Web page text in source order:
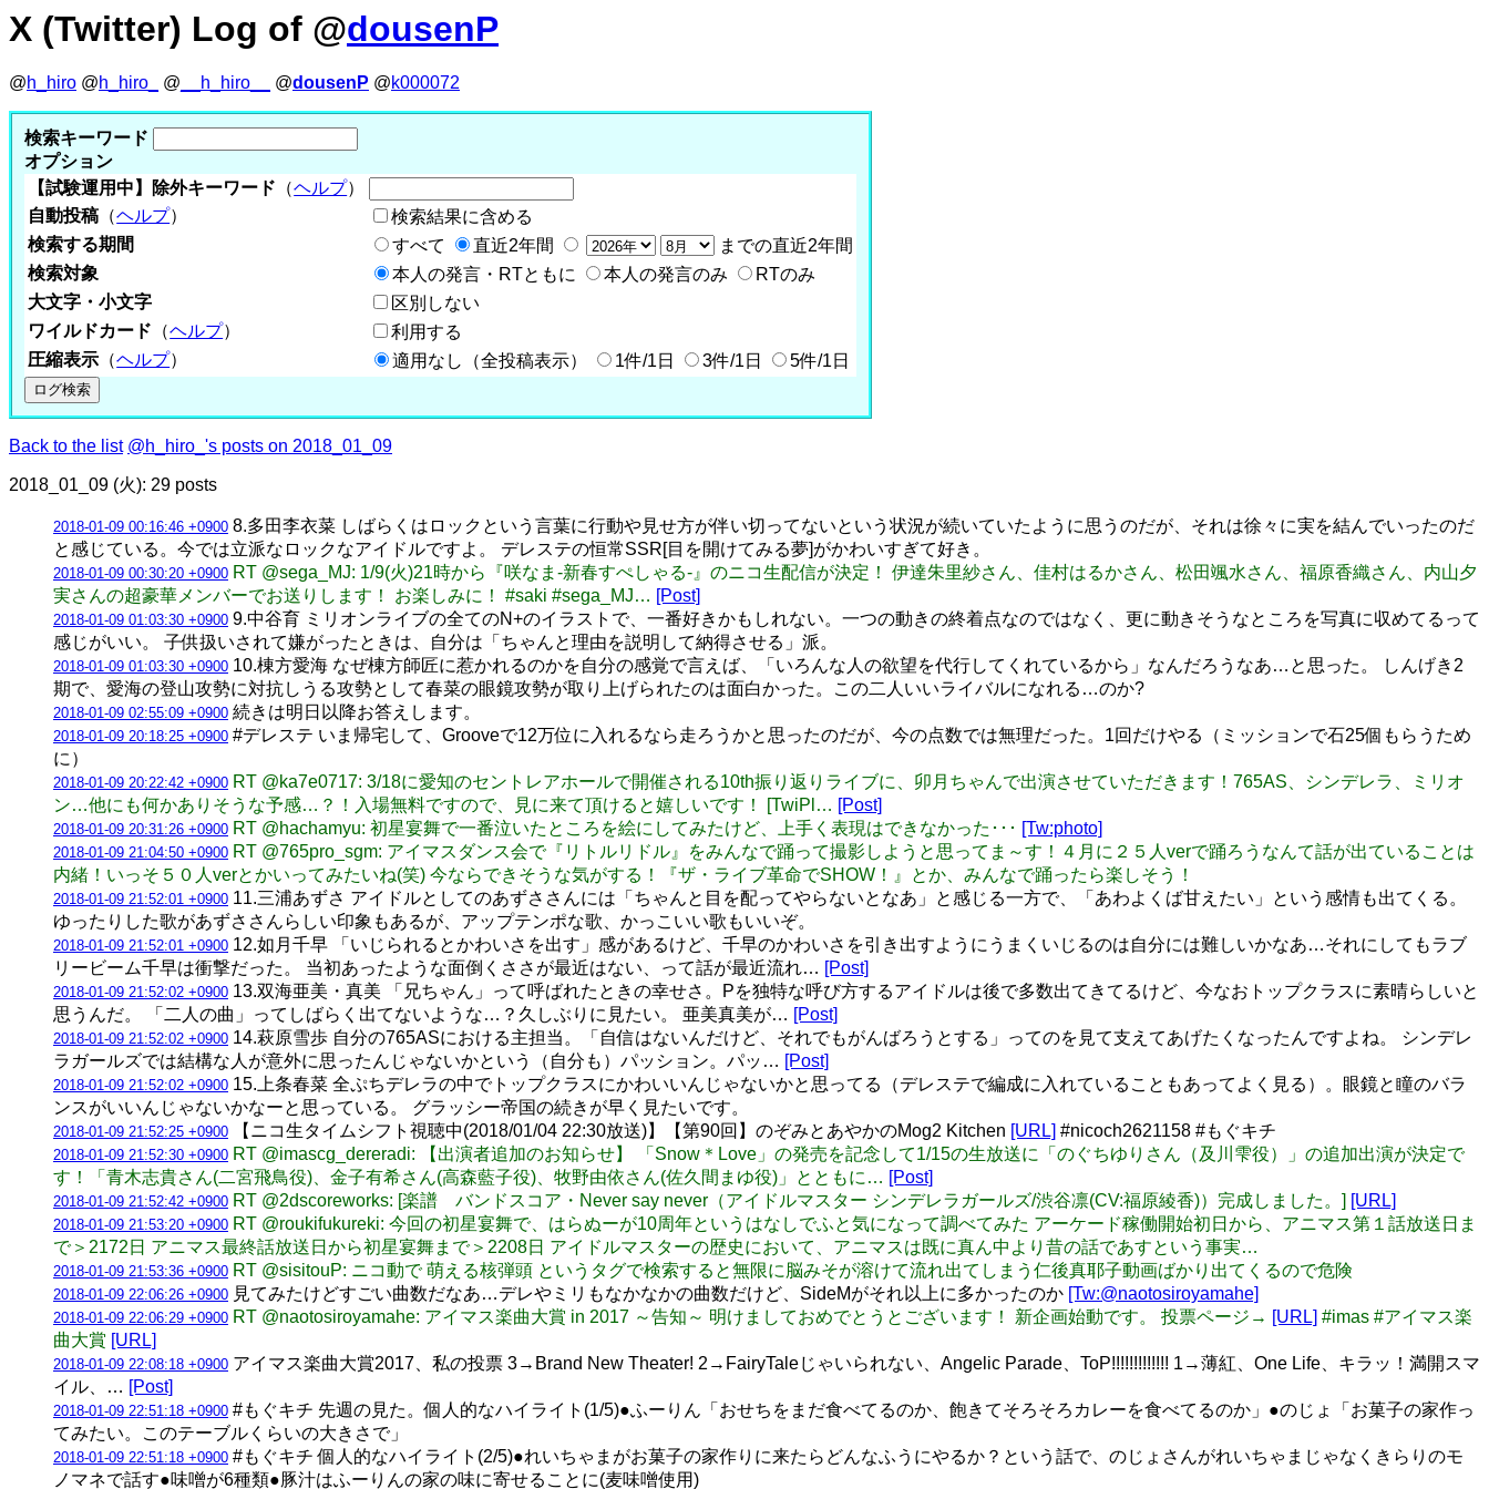
X (Twitter) Log of @dousenP
@h_hiro @h_hiro_ @ __h_hiro__ @dousenP @k000072
検索キーワード
オプション
【試験運用中】除外キーワード （ヘルプ）
自動投稿 （ヘルプ）
検索結果に含める
検索する期間
すべて 直近2年間
までの直近2年間
検索対象
本人の発言・RTともに 本人の発言のみ
RTのみ
大文字・小文字
区別しない
ワイルドカード （ヘルプ）
利用する
圧縮表示 （ヘルプ） 適用なし（全投稿表示） 1件/1日 3件/1日 5件/1日
Back to the list @h_hiro_'s posts on 2018_01_09
2018_01_09 (火): 29 posts
2018-01-09 00:16:46 +0900 8.多田李衣菜 しばらくはロックという言葉に行動や見せ方が伴い切ってないという状況が続いていたように思うのだが、それは徐々に実を結んでいったのだ
と感じている。今では立派なロックなアイドルですよ。 デレステの恒常SSR[目を開けてみる夢]がかわいすぎて好き。
2018-01-09 00:30:20 +0900 RT @sega_MJ: 1/9(火)21時から『咲なま-新春すぺしゃる-』のニコ生配信が決定！ 伊達朱里紗さん、佳村はるかさん、松田颯水さん、福原香織さん、内山夕
実さんの超豪華メンバーでお送りします！ お楽しみに！ #saki #sega_MJ… [Post]
2018-01-09 01:03:30 +0900 9.中谷育 ミリオンライブの全てのN+のイラストで、一番好きかもしれない。一つの動きの終着点なのではなく、更に動きそうなところを写真に収めてるって
感じがいい。 子供扱いされて嫌がったときは、自分は「ちゃんと理由を説明して納得させる」派。
2018-01-09 01:03:30 +0900 10.棟方愛海 なぜ棟方師匠に惹かれるのかを自分の感覚で言えば、「いろんな人の欲望を代行してくれているから」なんだろうなあ…と思った。 しんげき2
期で、愛海の登山攻勢に対抗しうる攻勢として春菜の眼鏡攻勢が取り上げられたのは面白かった。この二人いいライバルになれる…のか?
2018-01-09 02:55:09 +0900 続きは明日以降お答えします。
2018-01-09 20:18:25 +0900 #デレステ いま帰宅して、Grooveで12万位に入れるなら走ろうかと思ったのだが、今の点数では無理だった。1回だけやる（ミッションで石25個もらうため
に）
2018-01-09 20:22:42 +0900 RT @ka7e0717: 3/18に愛知のセントレアホールで開催される10th振り返りライブに、卯月ちゃんで出演させていただきます！765AS、シンデレラ、ミリオ
ン…他にも何かありそうな予感…？！入場無料ですので、見に来て頂けると嬉しいです！ [TwiPl… [Post]
2018-01-09 20:31:26 +0900 RT @hachamyu: 初星宴舞で一番泣いたところを絵にしてみたけど、上手く表現はできなかった･･･ [Tw:photo]
2018-01-09 21:04:50 +0900 RT @765pro_sgm: アイマスダンス会で『リトルリドル』をみんなで踊って撮影しようと思ってま～す！４月に２５人verで踊ろうなんて話が出ていることは
内緒！いっそ５０人verとかいってみたいね(笑) 今ならできそうな気がする！『ザ・ライブ革命でSHOW！』とか、みんなで踊ったら楽しそう！
2018-01-09 21:52:01 +0900 11.三浦あずさ アイドルとしてのあずささんには「ちゃんと目を配ってやらないとなあ」と感じる一方で、「あわよくば甘えたい」という感情も出てくる。
ゆったりした歌があずささんらしい印象もあるが、アップテンポな歌、かっこいい歌もいいぞ。
2018-01-09 21:52:01 +0900 12.如月千早 「いじられるとかわいさを出す」感があるけど、千早のかわいさを引き出すようにうまくいじるのは自分には難しいかなあ…それにしてもラブ
リービーム千早は衝撃だった。 当初あったような面倒くささが最近はない、って話が最近流れ… [Post]
2018-01-09 21:52:02 +0900 13.双海亜美・真美 「兄ちゃん」って呼ばれたときの幸せさ。Pを独特な呼び方するアイドルは後で多数出てきてるけど、今なおトップクラスに素晴らしいと
思うんだ。 「二人の曲」ってしばらく出てないような…？久しぶりに見たい。 亜美真美が… [Post]
2018-01-09 21:52:02 +0900 14.萩原雪歩 自分の765ASにおける主担当。「自信はないんだけど、それでもがんばろうとする」ってのを見て支えてあげたくなったんですよね。 シンデレ
ラガールズでは結構な人が意外に思ったんじゃないかという（自分も）パッション。パッ… [Post]
2018-01-09 21:52:02 +0900 15.上条春菜 全ぷちデレラの中でトップクラスにかわいいんじゃないかと思ってる（デレステで編成に入れていることもあってよく見る）。眼鏡と瞳のバラ
ンスがいいんじゃないかなーと思っている。 グラッシー帝国の続きが早く見たいです。
2018-01-09 21:52:25 +0900 【ニコ生タイムシフト視聴中(2018/01/04 22:30放送)】【第90回】のぞみとあやかのMog2 Kitchen [URL] #nicoch2621158 #もぐキチ
2018-01-09 21:52:30 +0900 RT @imascg_dereradi: 【出演者追加のお知らせ】 「Snow＊Love」の発売を記念して1/15の生放送に「のぐちゆりさん（及川雫役）」の追加出演が決定で
す！「青木志貴さん(二宮飛鳥役)、金子有希さん(高森藍子役)、牧野由依さん(佐久間まゆ役)」とともに… [Post]
2018-01-09 21:52:42 +0900 RT @2dscoreworks: [楽譜 バンドスコア・Never say never（アイドルマスター シンデレラガールズ/渋谷凛(CV:福原綾香)）完成しました。] [URL]
2018-01-09 21:53:20 +0900 RT @roukifukureki: 今回の初星宴舞で、はらぬーが10周年というはなしでふと気になって調べてみた アーケード稼働開始初日から、アニマス第１話放送日ま
で＞2172日 アニマス最終話放送日から初星宴舞まで＞2208日 アイドルマスターの歴史において、アニマスは既に真ん中より昔の話であすという事実…
2018-01-09 21:53:36 +0900 RT @sisitouP: ニコ動で 萌える核弾頭 というタグで検索すると無限に脳みそが溶けて流れ出てしまう仁後真耶子動画ばかり出てくるので危険
2018-01-09 22:06:26 +0900 見てみたけどすごい曲数だなあ…デレやミリもなかなかの曲数だけど、SideMがそれ以上に多かったのか [Tw:@naotosiroyamahe]
2018-01-09 22:06:29 +0900 RT @naotosiroyamahe: アイマス楽曲大賞 in 2017 ～告知～ 明けましておめでとうとございます！ 新企画始動です。 投票ページ→ [URL] #imas #アイマス楽
曲大賞 [URL]
2018-01-09 22:08:18 +0900 アイマス楽曲大賞2017、私の投票 3→Brand New Theater! 2→FairyTaleじゃいられない、Angelic Parade、ToP!!!!!!!!!!!!! 1→薄紅、One Life、キラッ！満開スマ
イル、… [Post]
2018-01-09 22:51:18 +0900 #もぐキチ 先週の見た。個人的なハイライト(1/5)●ふーりん「おせちをまだ食べてるのか、飽きてそろそろカレーを食べてるのか」●のじょ「お菓子の家作っ
てみたい。このテーブルくらいの大きさで」
2018-01-09 22:51:18 +0900 #もぐキチ 個人的なハイライト(2/5)●れいちゃまがお菓子の家作りに来たらどんなふうにやるか？という話で、のじょさんがれいちゃまじゃなくきらりのモ
ノマネで話す●味噌が6種類●豚汁はふーりんの家の味に寄せることに(麦味噌使用)